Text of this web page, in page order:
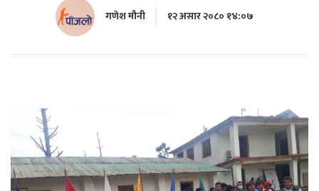
गणेश मौनी १२ असार २०८० १४:०७